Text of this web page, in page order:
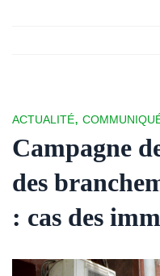
ACTUALITÉ,
Campagne
des
: cas des